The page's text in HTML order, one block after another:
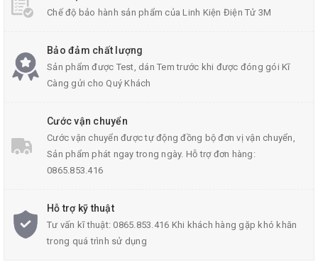
Bộ Jack DC nhỏ bao gồm:
Jack DC đực
Chế độ bảo hành sản phẩm của Linh Kiện Điện Tử 3M
Bảo đảm chất lượng
Sản phẩm được Test, dán Tem trước khi được đóng gói Kĩ
Càng gửi cho Quý Khách
Cước vận chuyển
Cước vận chuyển được tự động đồng bộ đơn vị vận chuyển,
Sản phẩm phát ngay trong ngày. Hỗ trợ đơn hàng:
0865.853.416
Hỗ trợ kỹ thuật
Tư vấn kĩ thuật: 0865.853.416 Khi khách hàng gặp khó khăn
trong quá trình sử dụng